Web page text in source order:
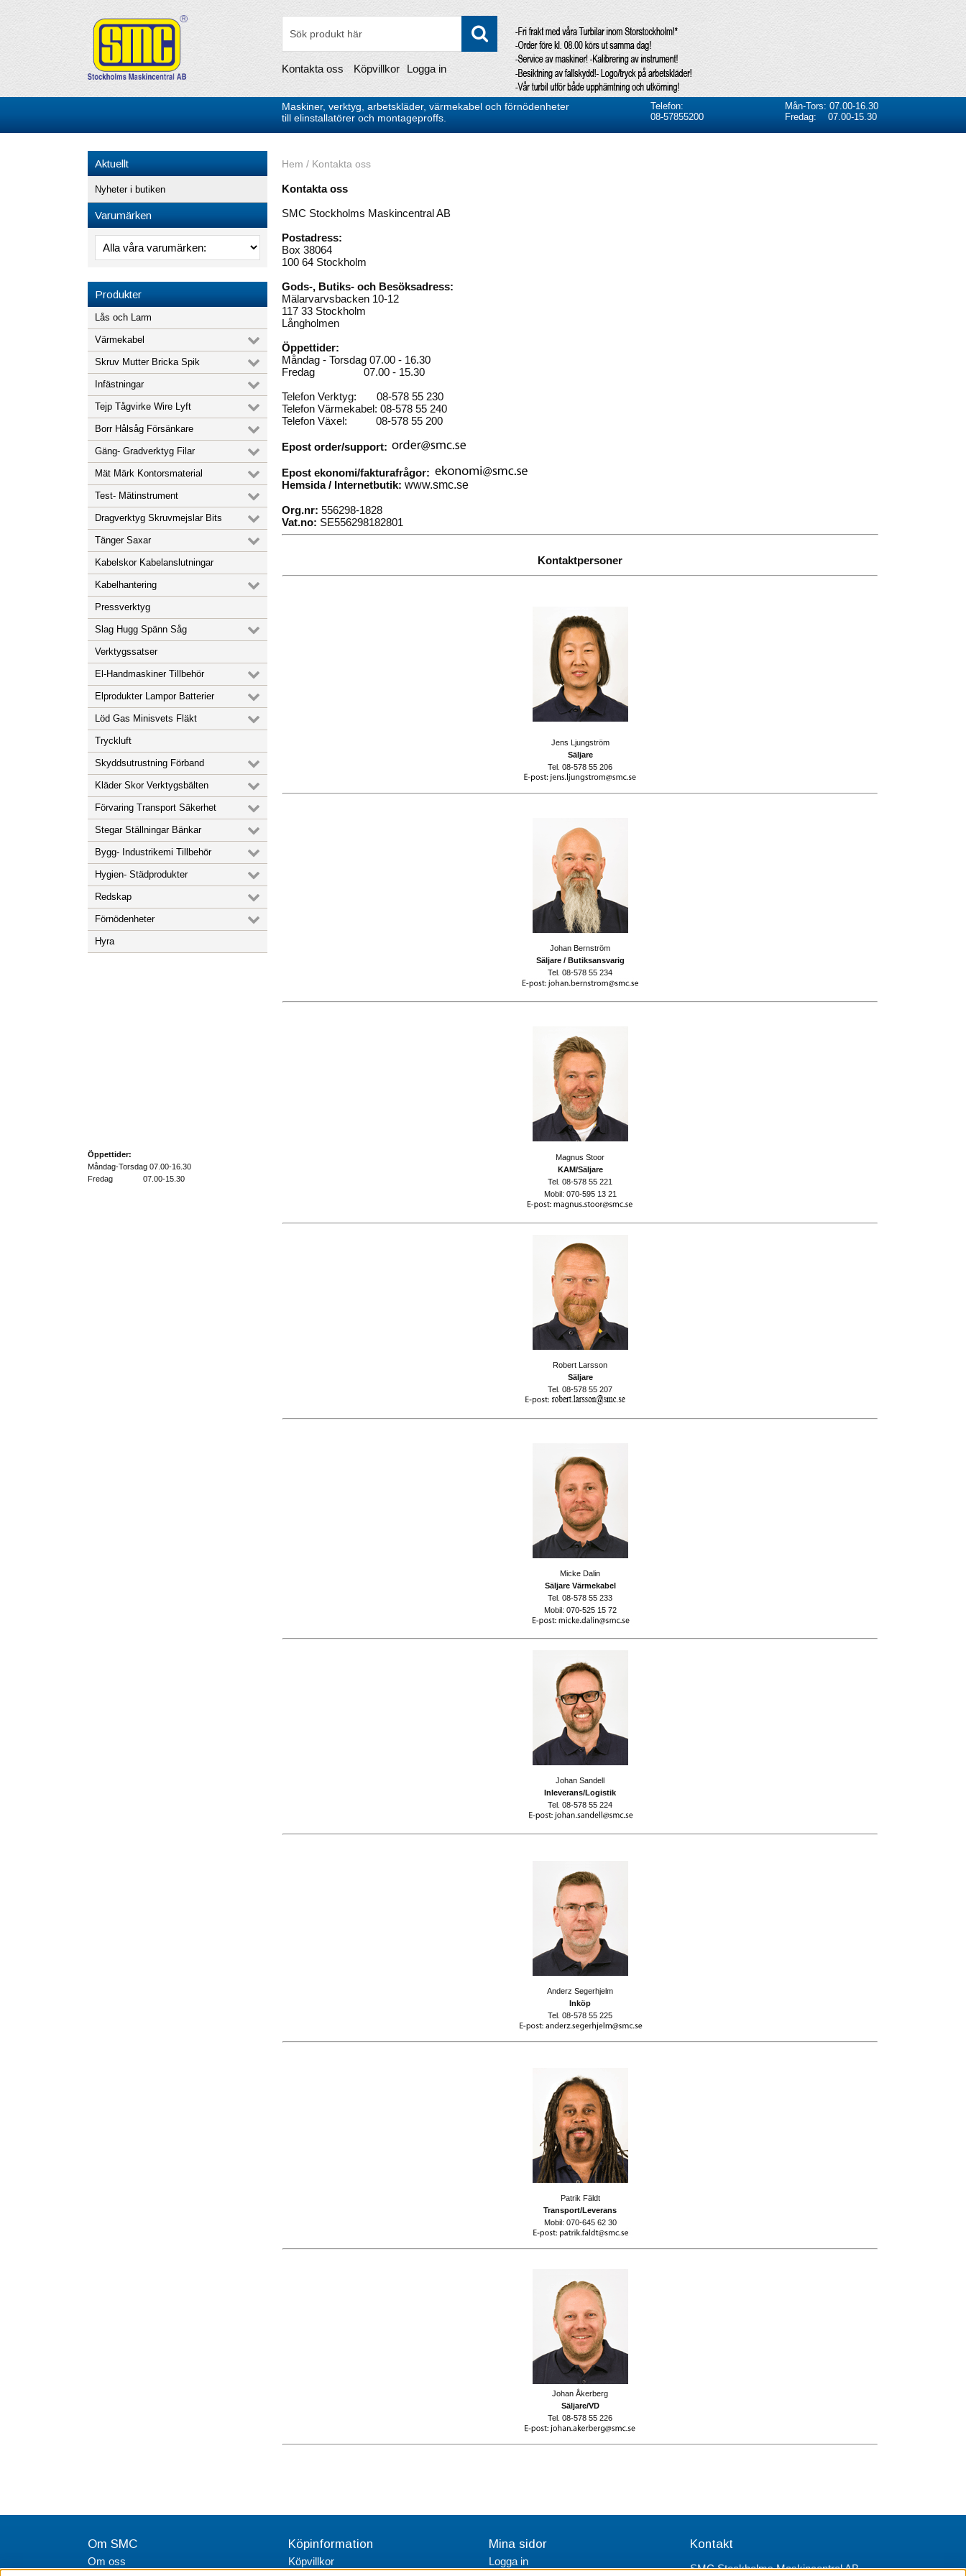
Kontakta oss Köpvillkor Logga in
Maskiner, verktyg, arbetskläder, värmekabel och förnödenheter
till elinstallatörer och montageproffs.
Telefon:
08-57855200
Mån-Tors: 07.00-16.30
Fredag: 07.00-15.30
Aktuellt
Nyheter i butiken
Varumärken
Produkter
Lås och Larm
Värmekabel
Skruv Mutter Bricka Spik
Infästningar
Tejp Tågvirke Wire Lyft
Borr Hålsåg Försänkare
Gäng- Gradverktyg Filar
Mät Märk Kontorsmaterial
Test- Mätinstrument
Dragverktyg Skruvmejslar Bits
Tänger Saxar
Kabelskor Kabelanslutningar
Kabelhantering
Pressverktyg
Slag Hugg Spänn Såg
Verktygssatser
El-Handmaskiner Tillbehör
Elprodukter Lampor Batterier
Löd Gas Minisvets Fläkt
Tryckluft
Skyddsutrustning Förband
Kläder Skor Verktygsbälten
Förvaring Transport Säkerhet
Stegar Ställningar Bänkar
Bygg- Industrikemi Tillbehör
Hygien- Städprodukter
Redskap
Förnödenheter
Hyra
Öppettider:
Måndag-Torsdag 07.00-16.30
Fredag 07.00-15.30
Hem / Kontakta oss
Kontakta oss
SMC Stockholms Maskincentral AB
Postadress:
Box 38064
100 64 Stockholm
Gods-, Butiks- och Besöksadress:
Mälarvarvsbacken 10-12
117 33 Stockholm
Långholmen
Öppettider:
Måndag - Torsdag 07.00 - 16.30
Fredag 07.00 - 15.30
Telefon Verktyg: 08-578 55 230
Telefon Värmekabel: 08-578 55 240
Telefon Växel: 08-578 55 200
Epost order/support:
Epost ekonomi/fakturafrågor:
Hemsida / Internetbutik: www.smc.se
Org.nr: 556298-1828
Vat.no: SE556298182801
Kontaktpersoner
Jens Ljungström
Säljare
Tel. 08-578 55 206
Johan Bernström
Säljare / Butiksansvarig
Tel. 08-578 55 234
Magnus Stoor
KAM/Säljare
Tel. 08-578 55 221
Mobil: 070-595 13 21
Robert Larsson
Säljare
Tel. 08-578 55 207
Micke Dalin
Säljare Värmekabel
Tel. 08-578 55 233
Mobil: 070-525 15 72
Johan Sandell
Inleverans/Logistik
Tel. 08-578 55 224
Anderz Segerhjelm
Inköp
Tel. 08-578 55 225
Patrik Fäldt
Transport/Leverans
Mobil: 070-645 62 30
Johan Åkerberg
Säljare/VD
Tel. 08-578 55 226
Om SMC
Om oss
Köpinformation
Köpvillkor
Integritetspolicy
Mina sidor
Logga in
Skapa konto
Kontakt
SMC Stockholms Maskincentral AB